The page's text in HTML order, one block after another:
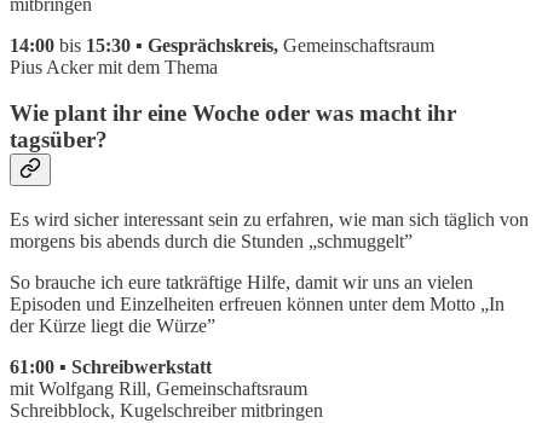
14:00 bis 15:30 ▪ Gesprächskreis, Gemeinschaftsraum
Pius Acker mit dem Thema
Wie plant ihr eine Woche oder was macht ihr
tagsüber?
Es wird sicher interessant sein zu erfahren, wie man sich täglich von
morgens bis abends durch die Stunden „schmuggelt”
So brauche ich eure tatkräftige Hilfe, damit wir uns an vielen
Episoden und Einzelheiten erfreuen können unter dem Motto „In
der Kürze liegt die Würze”
61:00 ▪ Schreibwerkstatt
mit Wolfgang Rill, Gemeinschaftsraum
Schreibblock, Kugelschreiber mitbringen